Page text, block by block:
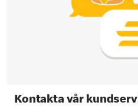
Kontakta vår